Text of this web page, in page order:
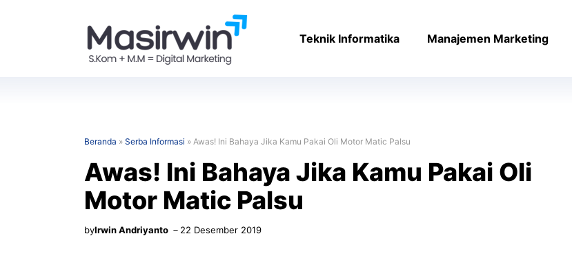
Teknik Informatika Manajemen Marketing
Beranda » Serba Informasi » Awas! Ini Bahaya Jika Kamu Pakai Oli Motor Matic Palsu
Awas! Ini Bahaya Jika Kamu Pakai Oli
Motor Matic Palsu
byIrwin Andriyanto 22 Desember 2019